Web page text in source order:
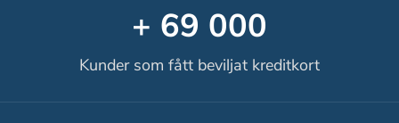
+ 69 000
Kunder som fått beviljat kreditkort